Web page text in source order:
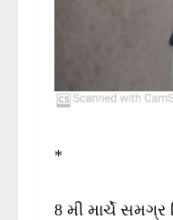
*
8 મી માર્ચે